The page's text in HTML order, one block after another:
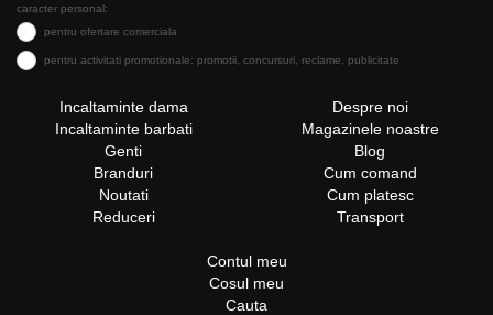
caracter personal:
pentru ofertare comerciala
pentru activitati promotionale: promotii, concursuri, reclame, publicitate
Incaltaminte dama
Incaltaminte barbati
Genti
Branduri
Noutati
Reduceri
Despre noi
Magazinele noastre
Blog
Cum comand
Cum platesc
Transport
Contul meu
Cosul meu
Cauta